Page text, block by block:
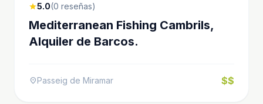
star5.0(0 reseñas)
Mediterranean Fishing Cambrils,
Alquiler de Barcos.
location_onPasseig de Miramar $$